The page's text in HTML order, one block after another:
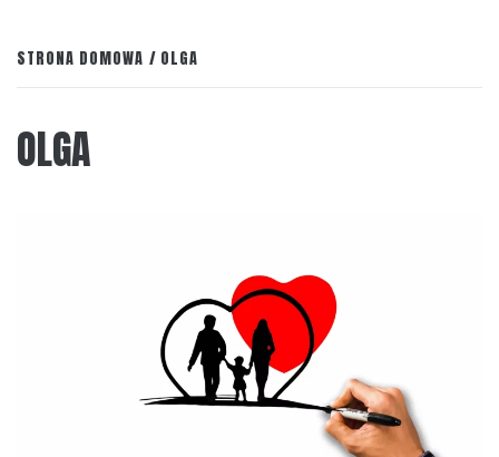
STRONA DOMOWA OLGA
OLGA